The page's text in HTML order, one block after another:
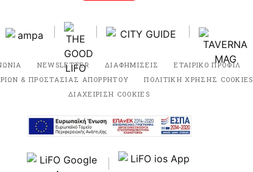
NEWSLETTER ΔΙΑΦΗΜΙΣΕΙΣ ΕΤΑΙΡΙΚΟ ΠΡΟΦΙΛ
& ΠΡΟΣΤΑΣΙΑΣ ΑΠΟΡΡΗΤΟΥ
ΠΟΛΙΤΙΚΗ ΧΡΗΣΗΣ COOKIES
ΔΙΑΧΕΙΡΙΣΗ COOKIES